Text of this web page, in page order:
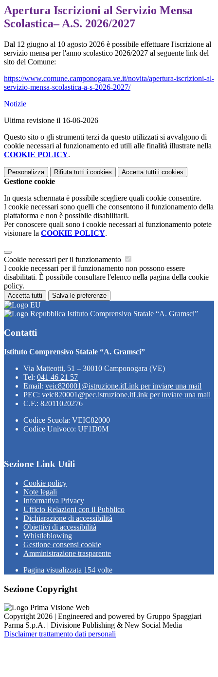
Apertura Iscrizioni al Servizio Mensa
Scolastica– A.S. 2026/2027
Dal 12 giugno al 10 agosto 2026 è possibile effettuare l'iscrizione al
servizio mensa per l'anno scolastico 2026/2027 al seguente link del
sito del Comune:
https://www.comune.camponogara.ve.it/novita/apertura-iscrizioni-al-
servizio-mensa-scolastica-a-s-2026-2027/
Notizie
Ultima revisione il 16-06-2026
Questo sito o gli strumenti terzi da questo utilizzati si avvalgono di
cookie necessari al funzionamento ed utili alle finalità illustrate nella
COOKIE POLICY.
Personalizza Rifiuta tutti i cookies Accetta tutti i cookies
Gestione cookie
In questa schermata è possibile scegliere quali cookie consentire.
I cookie necessari sono quelli che consentono il funzionamento della
piattaforma e non è possibile disabilitarli.
Per conoscere quali sono i cookie necessari al funzionamento potete
visionare la COOKIE POLICY.
Cookie necessari per il funzionamento
I cookie necessari per il funzionamento non possono essere
disabilitati. È possibile consultare l'elenco nella pagina della cookie
policy.
Accetta tutti Salva le preferenze
Istituto Comprensivo Statale “A. Gramsci”
Contatti
Istituto Comprensivo Statale “A. Gramsci”
Via Matteotti, 51 – 30010 Camponogara (VE)
Tel: 041 46 21 57
Email: veic820001@istruzione.itLink per inviare una mail
PEC: veic820001@pec.istruzione.itLink per inviare una mail
C.F.: 82011020276
Codice Scuola: VEIC82000
Codice Univoco: UF1D0M
Sezione Link Utili
Cookie policy
Note legali
Informativa Privacy
Ufficio Relazioni con il Pubblico
Dichiarazione di accessibilità
Obiettivi di accessibilità
Whistleblowing
Gestione consensi cookie
Amministrazione trasparente
Pagina visualizzata 154 volte
Sezione Copyright
Copyright 2026 | Engineered and powered by Gruppo Spaggiari
Parma S.p.A. | Divisione Publishing & New Social Media
Disclaimer trattamento dati personali